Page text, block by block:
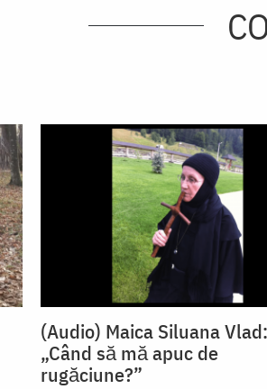
(Audio) Maica Siluana Vlad:
„Când să mă apuc de
rugăciune?”